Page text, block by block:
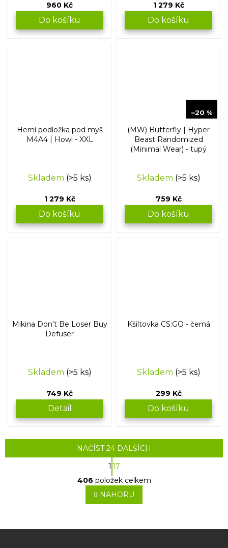
960 Kč
Do košíku
1 279 Kč
Do košíku
Herní podložka pod myš
M4A4 | Howl - XXL
Skladem (>5 ks)
1 279 Kč
Do košíku
–20 %
(MW) Butterfly | Hyper
Beast Randomized
(Minimal Wear) - tupý
Skladem (>5 ks)
759 Kč
Do košíku
Mikina Don't Be Loser Buy
Defuser
Skladem (>5 ks)
749 Kč
Detail
Kšiltovka CS:GO - černá
Skladem (>5 ks)
299 Kč
Do košíku
O
v
l
á
NAČÍST 24 DALŠÍCH
S
t
r
á
n
k
á
1 17
406 položek celkem
NAHORU